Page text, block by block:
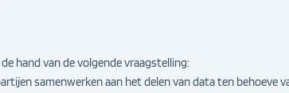
hand van de volgende vraagstelling:
samenwerken aan het delen van data ten behoeve